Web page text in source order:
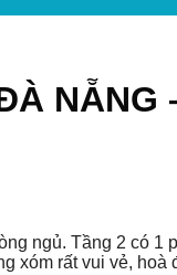
NẴNG
ngủ. Tầng 2 có
xóm rất vui vẻ,